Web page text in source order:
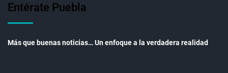
Entérate Puebla
Más que buenas noticias… Un enfoque a la verdadera realidad